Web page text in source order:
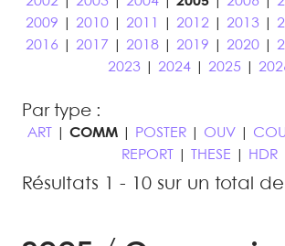
2009
2010| 2011 2012| 2013|
2016
2017 2018| 2019 2020|
2023| 2024| 2025|
Par type :
ART COMM POSTER OUV
REPORT
THESE HDR
Résultats 1 - 10 sur un total de